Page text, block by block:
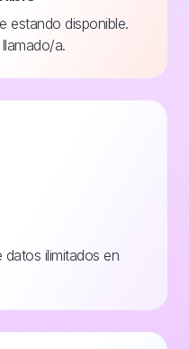
estando disponible.
a.
ilimitados en